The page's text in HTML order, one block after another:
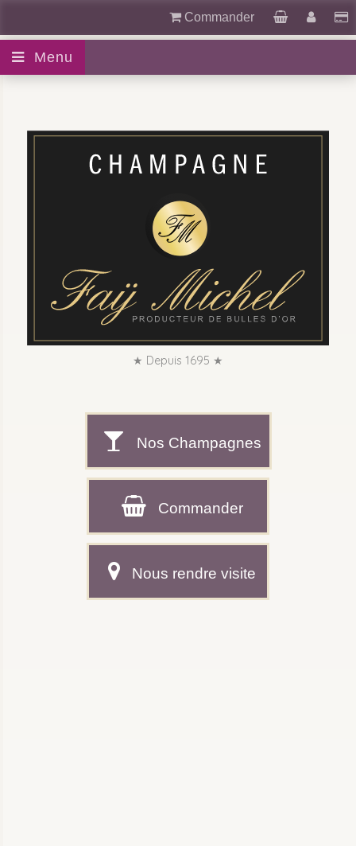
Commander
Menu
★ Depuis 1695 ★
★ Depuis 1695 ★
Nos Champagnes
Commander
Nous rendre visite